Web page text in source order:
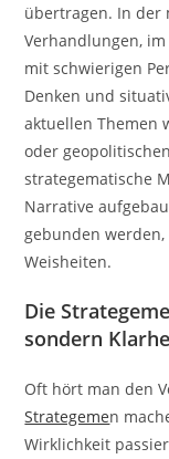
übertragen. In der
Verhandlungen,
mit schwierigen
Denken und
aktuellen Themen
oder
strategematische
Narrative
gebunden
Weisheiten.
Die
sondern
Oft hört man den
Strategemen
Wirklichkeit